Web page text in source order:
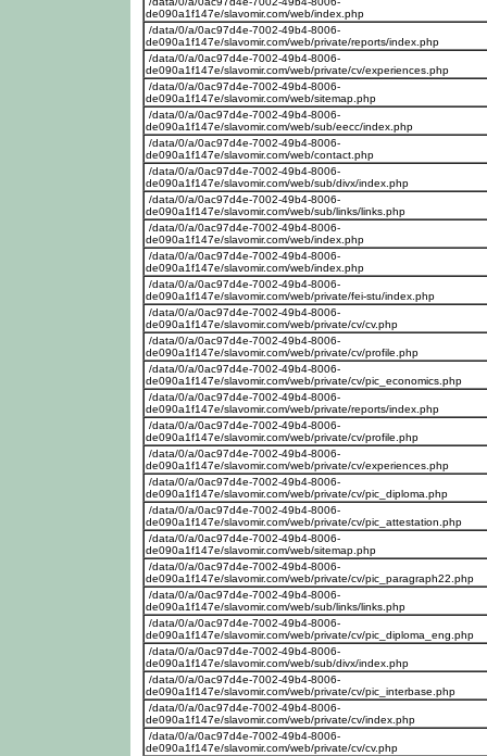
de090a1f147e/slavomir.com/web/index.php
/data/0/a/0ac97d4e-7002-49b4-8006-
de090a1f147e/slavomir.com/web/private/reports/index.php
/data/0/a/0ac97d4e-7002-49b4-8006-
de090a1f147e/slavomir.com/web/private/cv/experiences.php
/data/0/a/0ac97d4e-7002-49b4-8006-
de090a1f147e/slavomir.com/web/sitemap.php
/data/0/a/0ac97d4e-7002-49b4-8006-
de090a1f147e/slavomir.com/web/sub/eecc/index.php
/data/0/a/0ac97d4e-7002-49b4-8006-
de090a1f147e/slavomir.com/web/contact.php
/data/0/a/0ac97d4e-7002-49b4-8006-
de090a1f147e/slavomir.com/web/sub/divx/index.php
/data/0/a/0ac97d4e-7002-49b4-8006-
de090a1f147e/slavomir.com/web/sub/links/links.php
/data/0/a/0ac97d4e-7002-49b4-8006-
de090a1f147e/slavomir.com/web/index.php
/data/0/a/0ac97d4e-7002-49b4-8006-
de090a1f147e/slavomir.com/web/index.php
/data/0/a/0ac97d4e-7002-49b4-8006-
de090a1f147e/slavomir.com/web/private/fei-stu/index.php
/data/0/a/0ac97d4e-7002-49b4-8006-
de090a1f147e/slavomir.com/web/private/cv/cv.php
/data/0/a/0ac97d4e-7002-49b4-8006-
de090a1f147e/slavomir.com/web/private/cv/profile.php
/data/0/a/0ac97d4e-7002-49b4-8006-
de090a1f147e/slavomir.com/web/private/cv/pic_economics.php
/data/0/a/0ac97d4e-7002-49b4-8006-
de090a1f147e/slavomir.com/web/private/reports/index.php
/data/0/a/0ac97d4e-7002-49b4-8006-
de090a1f147e/slavomir.com/web/private/cv/profile.php
/data/0/a/0ac97d4e-7002-49b4-8006-
de090a1f147e/slavomir.com/web/private/cv/experiences.php
/data/0/a/0ac97d4e-7002-49b4-8006-
de090a1f147e/slavomir.com/web/private/cv/pic_diploma.php
/data/0/a/0ac97d4e-7002-49b4-8006-
de090a1f147e/slavomir.com/web/private/cv/pic_attestation.php
/data/0/a/0ac97d4e-7002-49b4-8006-
de090a1f147e/slavomir.com/web/sitemap.php
/data/0/a/0ac97d4e-7002-49b4-8006-
de090a1f147e/slavomir.com/web/private/cv/pic_paragraph22.php
/data/0/a/0ac97d4e-7002-49b4-8006-
de090a1f147e/slavomir.com/web/sub/links/links.php
/data/0/a/0ac97d4e-7002-49b4-8006-
de090a1f147e/slavomir.com/web/private/cv/pic_diploma_eng.php
/data/0/a/0ac97d4e-7002-49b4-8006-
de090a1f147e/slavomir.com/web/sub/divx/index.php
/data/0/a/0ac97d4e-7002-49b4-8006-
de090a1f147e/slavomir.com/web/private/cv/pic_interbase.php
/data/0/a/0ac97d4e-7002-49b4-8006-
de090a1f147e/slavomir.com/web/private/cv/index.php
/data/0/a/0ac97d4e-7002-49b4-8006-
de090a1f147e/slavomir.com/web/private/cv/cv.php